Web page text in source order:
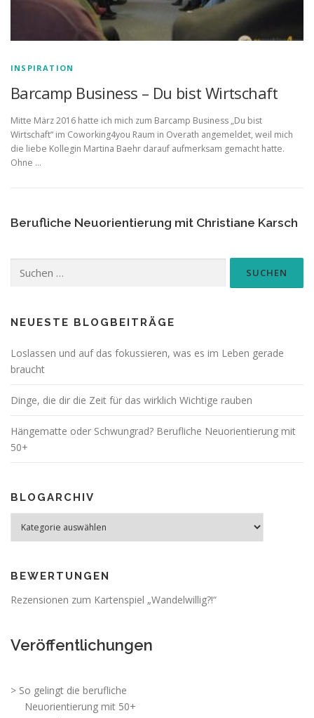
INSPIRATION
Barcamp Business – Du bist Wirtschaft
Mitte März 2016 hatte ich mich zum Barcamp Business „Du bist
Wirtschaft“ im Coworking4you Raum in Overath angemeldet, weil mich
die liebe Kollegin Martina Baehr darauf aufmerksam gemacht hatte.
Ohne …
Berufliche Neuorientierung mit Christiane Karsch
nach:
NEUESTE BLOGBEITRÄGE
Loslassen und auf das fokussieren, was es im Leben gerade
braucht
Dinge, die dir die Zeit für das wirklich Wichtige rauben
Hängematte oder Schwungrad? Berufliche Neuorientierung mit
50+
BLOGARCHIV
BEWERTUNGEN
Rezensionen zum Kartenspiel „Wandelwillig?!“
Veröffentlichungen
> So gelingt die berufliche
Neuorientierung mit 50+